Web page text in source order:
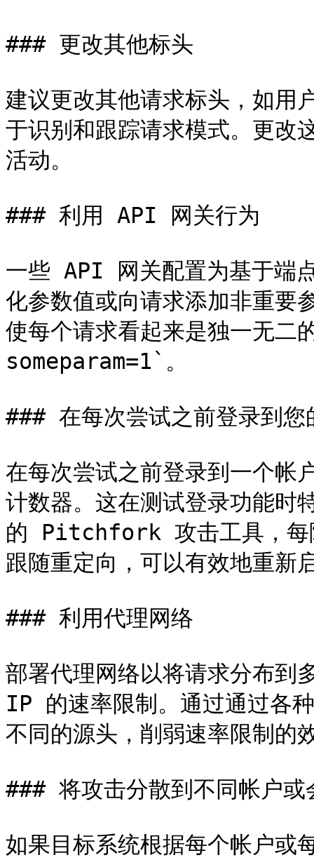
### 更改其他标头
建议更改其他请求标头，如用
于识别和跟踪请求模式。更改
活动。
### 利用 API 网关行为
一些 API 网关配置为基于端
化参数值或向请求添加非重要
使每个请求看起来是独一无
someparam=1`。
### 在每次尝试之前登录到您
在每次尝试之前登录到一个帐
计数器。这在测试登录功能
的 Pitchfork 攻击工具，每
跟随重定向，可以有效地重新
### 利用代理网络
部署代理网络以将请求分布
IP 的速率限制。通过通过各
不同的源头，削弱速率限制的
### 将攻击分散到不同帐户或
如果目标系统根据每个帐户或